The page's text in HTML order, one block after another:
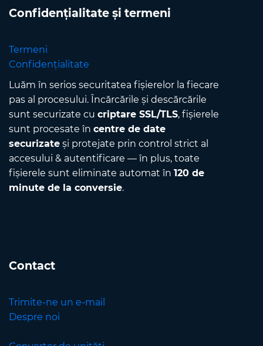
Confidențialitate și termeni
Termeni
Confidențialitate
Luăm în serios securitatea fișierelor la fiecare
pas al procesului. Încărcările și descărcările
sunt securizate cu criptare SSL/TLS, fișierele
sunt procesate în centre de date
securizate și protejate prin control strict al
accesului & autentificare — în plus, toate
fișierele sunt eliminate automat în 120 de
minute de la conversie.
Contact
Trimite-ne un e-mail
Despre noi